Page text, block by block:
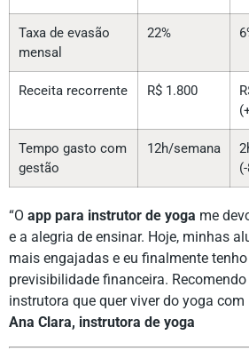
Taxa de evasão
mensal
22%
Receita recorrente R$ 1.800
Tempo gasto com
gestão
12h/semana
“O app para instrutor de yoga me
e a alegria de ensinar. Hoje, minhas
mais engajadas e eu finalmente tenho
previsibilidade financeira.
instrutora que quer viver do yoga com
Ana Clara, instrutora de yoga